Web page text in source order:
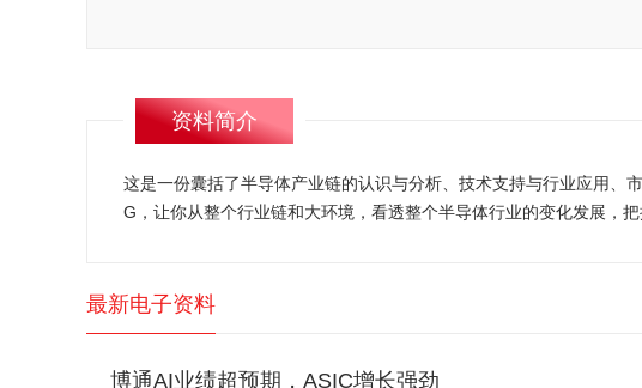
资料简介
这是一份囊括了半导体产业链的认识与分析、技术支持与行业应用、
G，让你从整个行业链和大环境，看透整个半导体行业的变化发展，
最新电子资料
博通AI业绩超预期，ASIC增长强劲